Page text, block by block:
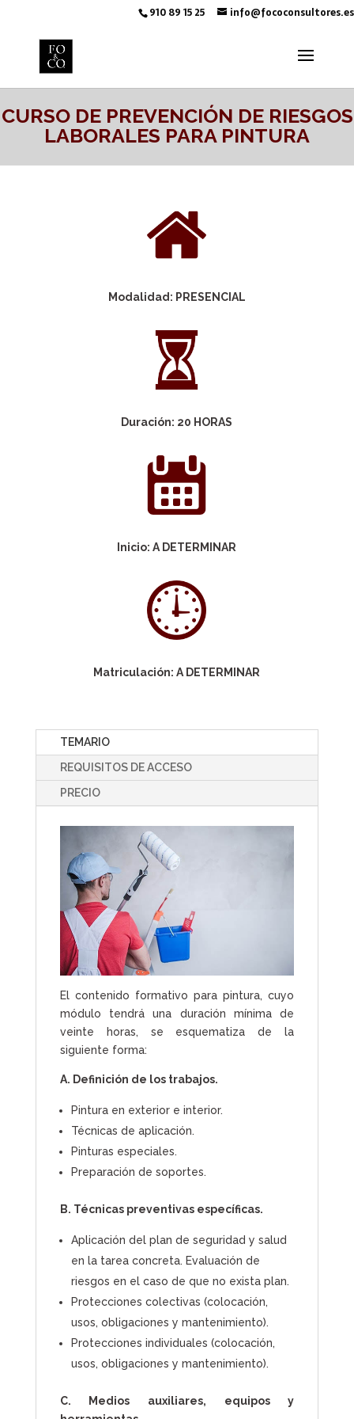
910 89 15 25 info@fococonsultores.es
CURSO DE PREVENCIÓN DE RIESGOS
LABORALES PARA PINTURA
Modalidad: PRESENCIAL
Duración: 20 HORAS
Inicio: A DETERMINAR
Matriculación: A DETERMINAR
TEMARIO
REQUISITOS DE ACCESO
PRECIO
El contenido formativo para pintura, cuyo
módulo tendrá una duración mínima de
veinte horas, se esquematiza de la
siguiente forma:
A. Definición de los trabajos.
Pintura en exterior e interior.
Técnicas de aplicación.
Pinturas especiales.
Preparación de soportes.
B. Técnicas preventivas específicas.
Aplicación del plan de seguridad y salud
en la tarea concreta. Evaluación de
riesgos en el caso de que no exista plan.
Protecciones colectivas (colocación,
usos, obligaciones y mantenimiento).
Protecciones individuales (colocación,
usos, obligaciones y mantenimiento).
C. Medios auxiliares, equipos y